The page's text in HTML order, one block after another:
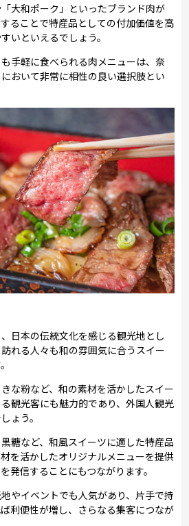
大和ポーク」といったブランド肉が
ることで特産品としての付加価値を高
いといえるでしょう。
手軽に食べられる肉メニューは、奈
おいて非常に相性の良い選択肢とい
日本の伝統文化を感じる観光地とし
れる人々も和の雰囲気に合うスイー
な粉など、和の素材を活かしたスイー
観光客にも魅力的であり、外国人観光
ょう。
糖など、和風スイーツに適した特産品
を活かしたオリジナルメニューを提供
発信することにもつながります。
やイベントでも人気があり、片手で持
利便性が増し、さらなる集客につなが